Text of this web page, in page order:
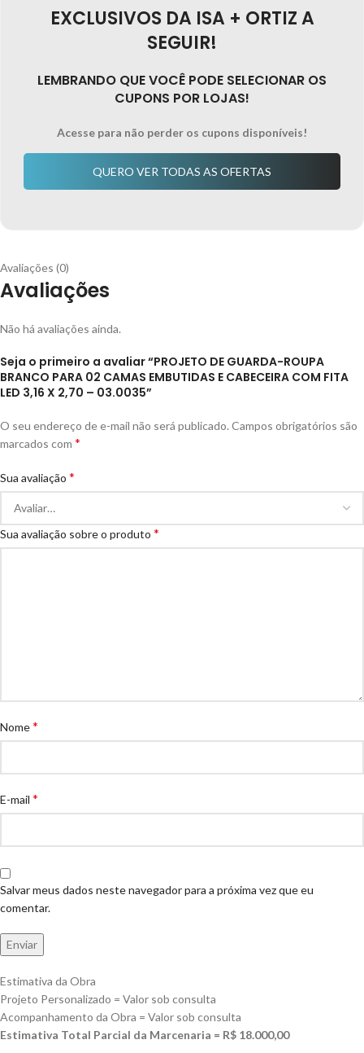
EXCLUSIVOS DA ISA + ORTIZ A
SEGUIR!
LEMBRANDO QUE VOCÊ PODE SELECIONAR OS
CUPONS POR LOJAS!
Acesse para não perder os cupons disponíveis!
QUERO VER TODAS AS OFERTAS
Avaliações (0)
Avaliações
Não há avaliações ainda.
Seja o primeiro a avaliar “PROJETO DE GUARDA-ROUPA
BRANCO PARA 02 CAMAS EMBUTIDAS E CABECEIRA COM FITA
LED 3,16 X 2,70 – 03.0035”
O seu endereço de e-mail não será publicado.Campos obrigatórios são
marcados com *
Sua avaliação *
Sua avaliação sobre o produto *
Nome*
E-mail *
Salvar meus dados neste navegador para a próxima vez que eu
comentar.
Estimativa da Obra
Projeto Personalizado = Valor sob consulta
Acompanhamento da Obra = Valor sob consulta
Estimativa Total Parcial da Marcenaria = R$ 18.000,00